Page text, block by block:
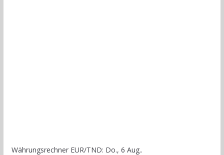
Währungsrechner EUR/TND: Do., 6 Aug..